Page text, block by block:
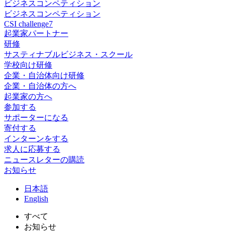
ビジネスコンペティション
ビジネスコンペティション
CSI challenge7
起業家パートナー
研修
サスティナブルビジネス・スクール
学校向け研修
企業・自治体向け研修
企業・自治体の方へ
起業家の方へ
参加する
サポーターになる
寄付する
インターンをする
求人に応募する
ニュースレターの購読
お知らせ
日 本語
English
すべて
お知らせ